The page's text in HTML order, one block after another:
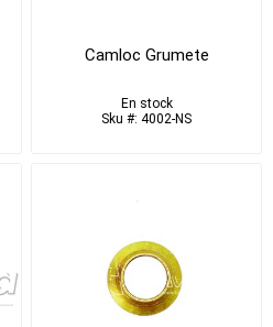
Camloc Grumete
En stock
Sku #: 4002-NS